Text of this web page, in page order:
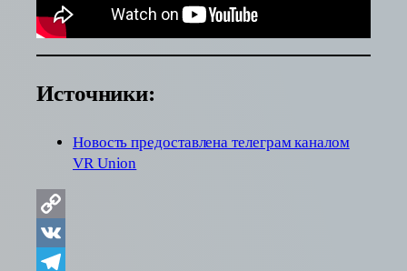
Источники:
Новость предоставлена телеграм каналом
VR Union
Copy
Link
VK